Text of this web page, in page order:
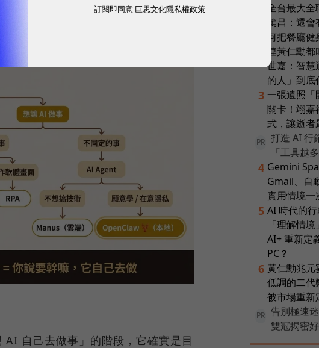
自己去做事」的階段，它確實是目
全台最大
篤昌：還
何把餐廳
連黃仁勳
世嘉：智慧
的人」到底
3 一張遺照「
關卡！翊嘉
式，讓逝者
PR
打造 AI 行
「工具越
4 Gemini
Gmail、自
實用情境一
5 AI 時代的
「理解情
AI+ 重新定
PC？
6 黃仁勳兆元
低調的二代
被市場重新
PR
告別極速
雙冠揭密
訂閱即同意 巨思文化隱私權政策